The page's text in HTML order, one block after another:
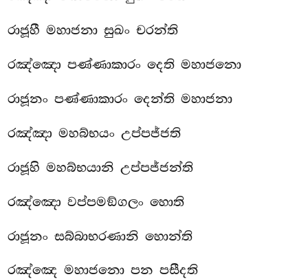
රාජූහී මහාජනා සුඛං චරන්ති
රඤ්ඤො පණ්ණාකාරං දෙති මහාජනො
රාජූනං පණ්ණාකාරං දෙන්ති මහාජනා
රඤ්ඤා මහබ්භයං උප්පජ්ජති
රාජූහි මහබ්භයානි උප්පජ්ජන්ති
රඤ්ඤො වප්පමඞ්ගලං හොති
රාජූනං සබ්බාභරණානි හොන්ති
රඤ්ඤෙ මහාජනො පන පසීදති